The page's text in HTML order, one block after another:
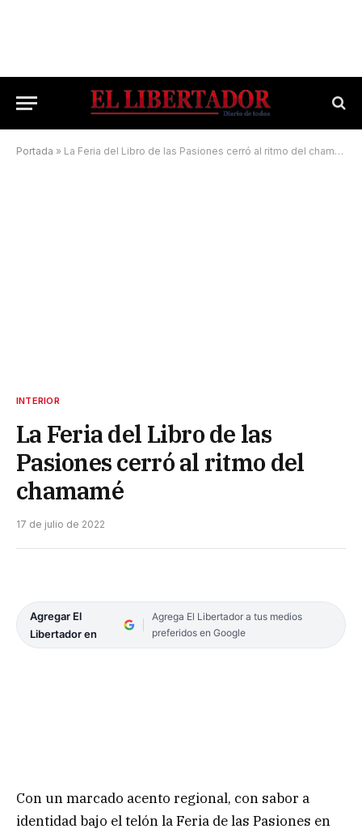
Portada » La Feria del Libro de las Pasiones cerró al ritmo del chamamé
INTERIOR
La Feria del Libro de las
Pasiones cerró al ritmo del
chamamé
17 de julio de 2022
Agregar El
Libertador en
Agrega El Libertador a tus medios
preferidos en Google
Con un marcado acento regional, con sabor a
identidad bajo el telón la Feria de las Pasiones en